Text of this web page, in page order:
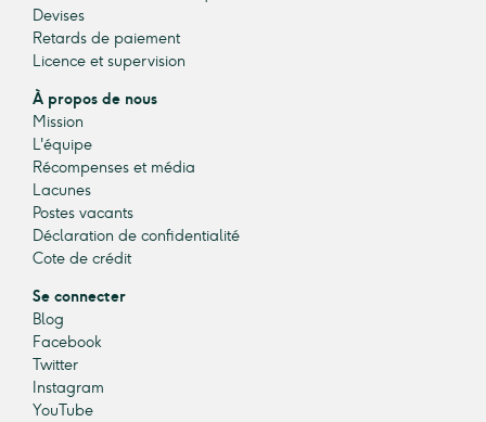
Devises
Retards de paiement
Licence et supervision
À propos de nous
Mission
L'équipe
Récompenses et média
Lacunes
Postes vacants
Déclaration de confidentialité
Cote de crédit
Se connecter
Blog
Facebook
Twitter
Instagram
YouTube